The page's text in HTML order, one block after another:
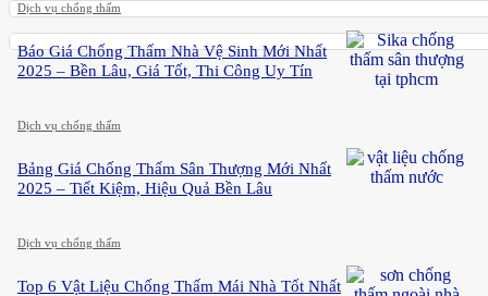
Dịch vụ chống thấm
Báo Giá Chống Thấm Nhà Vệ Sinh Mới Nhất
2025 – Bền Lâu, Giá Tốt, Thi Công Uy Tín
Dịch vụ chống thấm
Bảng Giá Chống Thấm Sân Thượng Mới Nhất
2025 – Tiết Kiệm, Hiệu Quả Bền Lâu
Dịch vụ chống thấm
Top 6 Vật Liệu Chống Thấm Mái Nhà Tốt Nhất